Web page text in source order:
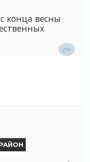
конца весны
299